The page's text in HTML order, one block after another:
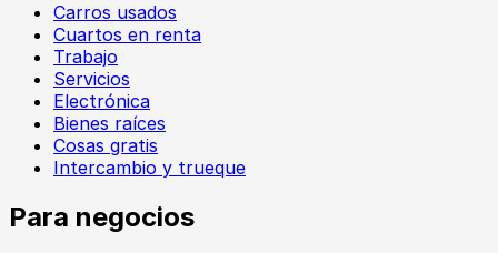
Carros usados
Cuartos en renta
Trabajo
Servicios
Electrónica
Bienes raíces
Cosas gratis
Intercambio y trueque
Para negocios